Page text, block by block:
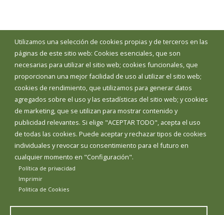
Utilizamos una selección de cookies propias y de terceros en las
páginas de este sitio web: Cookies esenciales, que son
necesarias para utilizar el sitio web; cookies funcionales, que
proporcionan una mejor facilidad de uso al utilizar el sitio web;
cookies de rendimiento, que utilizamos para generar datos
agregados sobre el uso y las estadísticas del sitio web; y cookies
de marketing, que se utilizan para mostrar contenido y
publicidad relevantes. Si elige "ACEPTAR TODO", acepta el uso
de todas las cookies. Puede aceptar y rechazar tipos de cookies
individuales y revocar su consentimiento para el futuro en
cualquier momento en "Configuración".
Política de privacidad
Imprimir
Politica de Cookies